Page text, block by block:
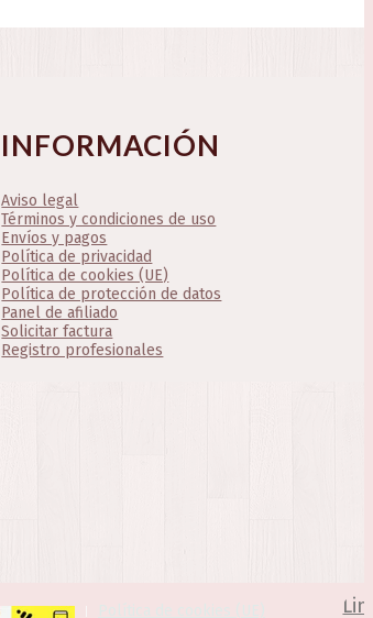
INFORMACIÓN
Aviso legal
Términos y condiciones de uso
Envíos y pagos
Política de privacidad
Política de cookies (UE)
Política de protección de datos
Panel de afiliado
Solicitar factura
Registro profesionales